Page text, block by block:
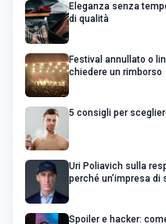
Eleganza senza
di qualità
Festival annullato o
chiedere un rimborso
5 consigli per
Uri Poliavich sulla
perché un’impresa
Spoiler e hacker: